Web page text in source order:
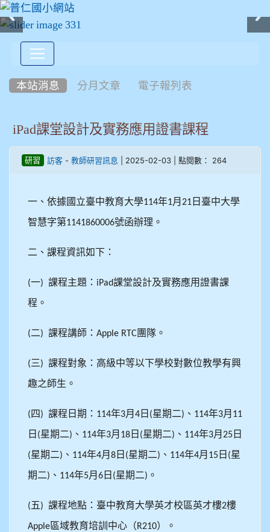
本站消息 分月文章 電子報列表
iPad課堂設計及實務應用證書課程
研習 訪客- 教師研習訊息 | 2025-02-03 | 點閱數： 264
一、依據國立臺中教育大學114年1月 21 日臺中大學
智慧字第1141860006號函辦理。
二、課程資訊如下：
(一) 課程主題： iPad課堂設計及實務應用證書課
程。
(二) 課程講師： Apple RTC 團隊。
(三) 課程對象：高級中等以下學校對數位教學有興
趣之師生。
(四) 課程日期： 114年3月 4 日 (星期二) 、 114年3月 11
日 (星期二) 、 114年3月 18 日 (星期二) 、 114年3月 25 日
(星期二) 、 114年4月 8 日 (星期二) 、 114年4月 15 日 (星
期二) 、 114年5月 6 日 (星期二) 。
(五) 課程地點：臺中教育大學英才校區英才樓2樓
Apple區域教育培訓中心（R210）。